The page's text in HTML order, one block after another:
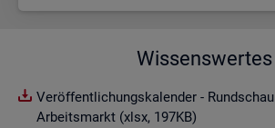
Wissenswertes
Veröffentlichungskalender - Rundschau
Arbeitsmarkt (xlsx, 197KB)